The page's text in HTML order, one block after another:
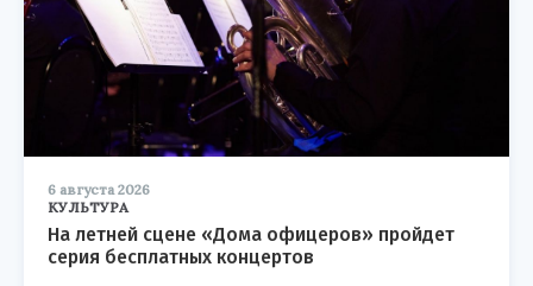
6 августа 2026
КУЛЬТУРА
На летней сцене «Дома офицеров» пройдет
серия бесплатных концертов